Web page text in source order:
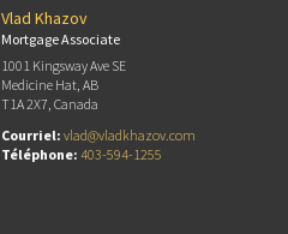
Vlad Khazov
Mortgage Associate
1001 Kingsway Ave SE
Medicine Hat, AB
T1A 2X7, Canada
Courriel: vlad@vladkhazov.com
Téléphone: 403-594-1255